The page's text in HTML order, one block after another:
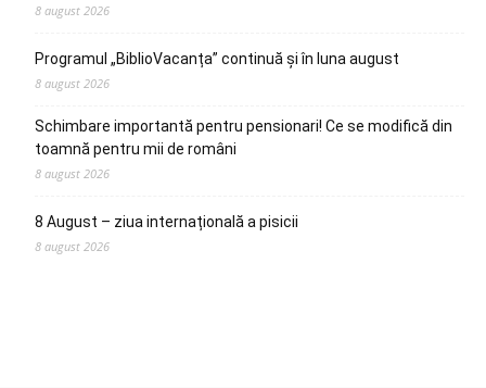
8 august 2026
Programul „BiblioVacanța” continuă și în luna august
8 august 2026
Schimbare importantă pentru pensionari! Ce se modifică din
toamnă pentru mii de români
8 august 2026
8 August – ziua internațională a pisicii
8 august 2026